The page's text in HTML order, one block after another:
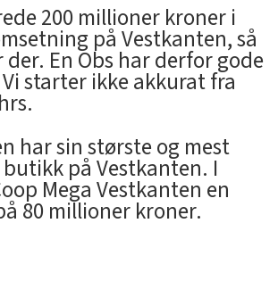
200 millioner kroner i
på Vestkanten, så
En Obs har derfor gode
starter ikke akkurat fra
har sin største og mest
på Vestkanten. I
Mega Vestkanten en
80 millioner kroner.